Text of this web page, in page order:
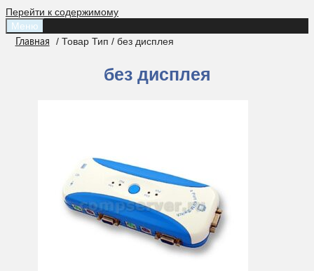
Перейти к содержимому
Меню
Главная / Товар Тип / без дисплея
без дисплея